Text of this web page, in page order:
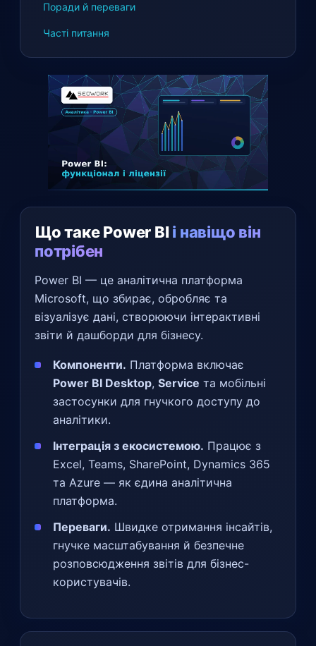
Поради й переваги
Часті питання
Що таке Power BI і навіщо він
потрібен
Power BI — це аналітична платформа
Microsoft, що збирає, обробляє та
візуалізує дані, створюючи інтерактивні
звіти й дашборди для бізнесу.
Компоненти. Платформа включає
Power BI Desktop, Service та мобільні
застосунки для гнучкого доступу до
аналітики.
Інтеграція з екосистемою. Працює з
Excel, Teams, SharePoint, Dynamics 365
та Azure — як єдина аналітична
платформа.
Переваги. Швидке отримання інсайтів,
гнучке масштабування й безпечне
розповсюдження звітів для бізнес-
користувачів.